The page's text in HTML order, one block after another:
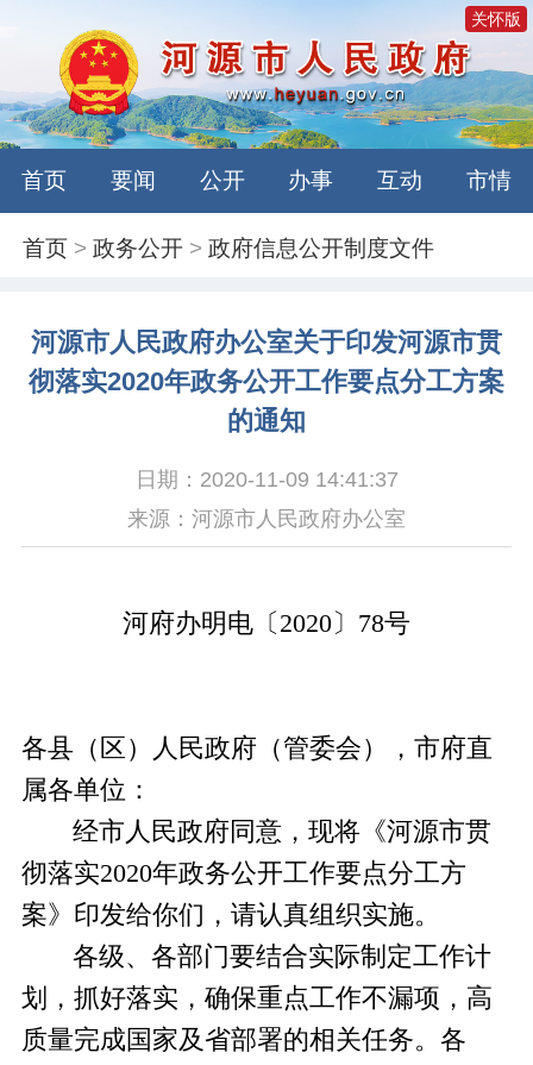
关怀版
首页 要闻 公开 办事 互动 市情
首页 >政务公开 >政府信息公开制度文件
河源市人民政府办公室关于印发河源市贯
彻落实2020年政务公开工作要点分工方案
的通知
日期：2020-11-09 14:41:37
来源：河源市人民政府办公室
河府办明电〔 2020 〕 78号
各县（区）人民政府（管委会），市府直
属各单位：
经市人民政府同意，现将《河源市贯
彻落实2020年政务公开工作要点分工方
案》印发给你们，请认真组织实施。
各级、 各部门要结合实际制定工作计
划
，抓好落实，确保重点工作不漏项 ，高
质量完成国家及省部署的相关任务。各